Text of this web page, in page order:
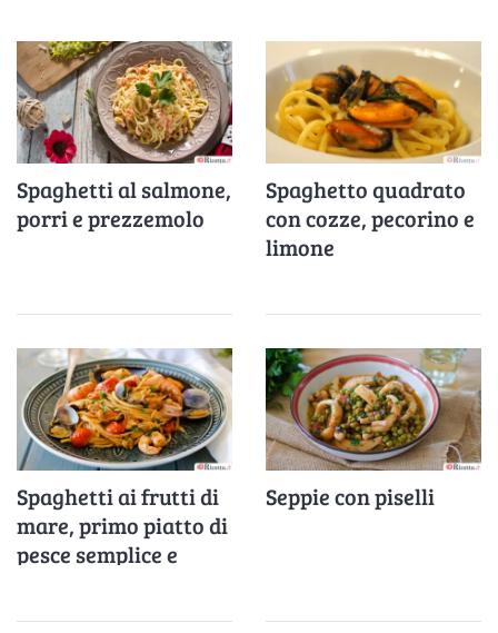
Spaghetti al salmone,
porri e prezzemolo
Spaghetto quadrato
con cozze, pecorino e
limone
Spaghetti ai frutti di
mare, primo piatto di
pesce semplice e
Seppie con piselli